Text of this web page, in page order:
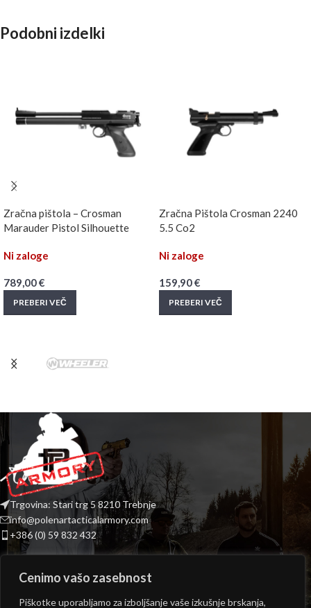
Cenimo vašo zasebnost
Piškotke uporabljamo za izboljšanje vaše izkušnje brskanja,
Podobni izdelki
Zračna pištola – Crosman
Marauder Pistol Silhouette
Ni zaloge
789,00€
PREBERI VEČ
Zračna Pištola Crosman 2240
5.5 Co2
Ni zaloge
159,90€
PREBERI VEČ
Trgovina: Stari trg 5 8210 Trebnje
info@polenartacticalarmory.com
+386 (0) 59 832 432